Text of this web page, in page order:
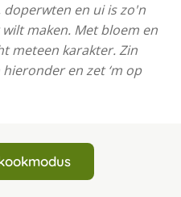
en ui is zo'n
maken. Met bloem en
meteen karakter. Zin
en zet ‘m op